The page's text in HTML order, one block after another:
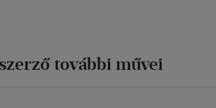
további művei